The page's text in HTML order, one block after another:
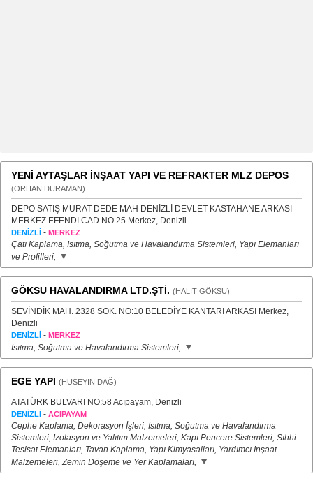
YENİ AYTAŞLAR İNŞAAT YAPI VE REFRAKTER MLZ DEPOS
(ORHAN DURAMAN)
DEPO SATIŞ MURAT DEDE MAH DENİZLİ DEVLET KASTAHANE ARKASI
MERKEZ EFENDİ CAD NO 25 Merkez, Denizli
DENİZLİ - MERKEZ
Çatı Kaplama, Isıtma, Soğutma ve Havalandırma Sistemleri, Yapı Elemanları
ve Profilleri,
GÖKSU HAVALANDIRMA LTD.ŞTİ. (HALİT GÖKSU)
SEVİNDİK MAH. 2328 SOK. NO:10 BELEDİYE KANTARI ARKASI Merkez,
Denizli
DENİZLİ - MERKEZ
Isıtma, Soğutma ve Havalandırma Sistemleri,
EGE YAPI (HÜSEYİN DAĞ)
ATATÜRK BULVARI NO:58 Acıpayam, Denizli
DENİZLİ - ACIPAYAM
Cephe Kaplama, Dekorasyon İşleri, Isıtma, Soğutma ve Havalandırma
Sistemleri, İzolasyon ve Yalıtım Malzemeleri, Kapı Pencere Sistemleri, Sıhhi
Tesisat Elemanları, Tavan Kaplama, Yapı Kimyasalları, Yardımcı İnşaat
Malzemeleri, Zemin Döşeme ve Yer Kaplamaları,